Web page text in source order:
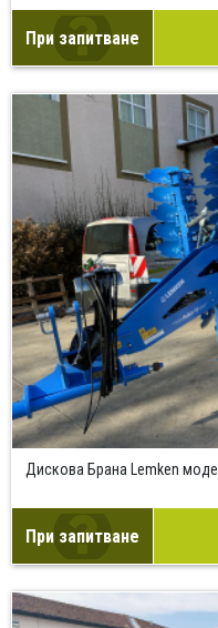
При запитване
Дискова Брана Lemken
При запитване